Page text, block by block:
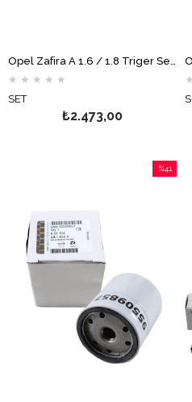
Opel Zafira A 1.6 / 1.8 Triger Seti GATES
★ ★ ★ ★ ★
SET
₺2.473,00
★
%41